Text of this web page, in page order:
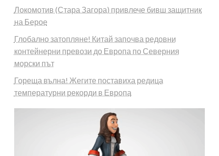
Локомотив (Стара Загора) привлече бивш защитник
на Берое
Глобално затопляне! Китай започва редовни
контейнерни превози до Европа по Северния
морски път
Гореща вълна! Жегите поставиха редица
температурни рекорди в Европа